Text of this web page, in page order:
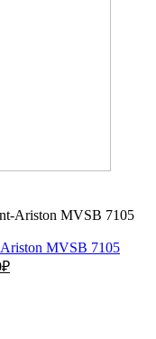
MVSB 7105
₽